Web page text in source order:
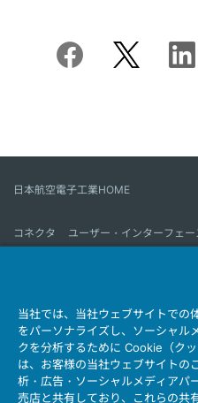
日本航空電子工業HOME
コネクタ
ユーザー・インターフェ
会社情報 サステナビリティ IR情報
製品情報新着一覧
サイトマップ
当社では、当社ウェブサイトでの
をパーソナライズし、ソーシャル
クを分析するために Cookie（ク
は、お客様の当社ウェブサイトの
析・広告・ソーシャルメディアパ
売店と共有しており、これらの共